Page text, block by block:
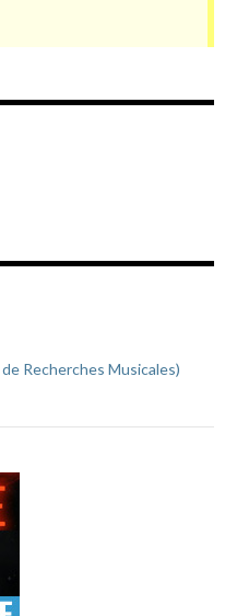
Recherches Musicales)